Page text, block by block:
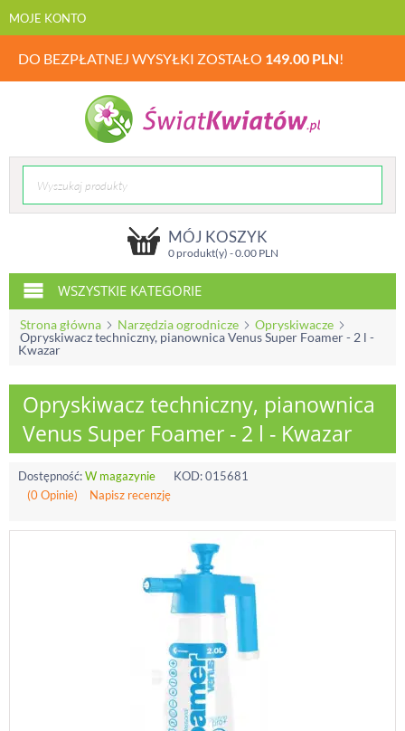
MOJE KONTO
DO BEZPŁATNEJ WYSYŁKI ZOSTAŁO 149.00 PLN!
MÓJ KOSZYK
0 produkt(y) -0.00PLN
WSZYSTKIE KATEGORIE
Strona główna Narzędzia ogrodnicze
Opryskiwacze
Opryskiwacz techniczny, pianownica Venus Super Foamer - 2 l -
Kwazar
Opryskiwacz techniczny, pianownica
Venus Super Foamer - 2 l - Kwazar
Dostępność:W magazynie KOD:015681
(0 Opinie)
Napisz recenzję